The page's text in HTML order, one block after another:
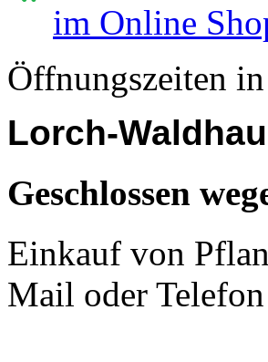
im Online
Öffnungszeiten
Lorch-
Geschlossen
Einkauf von
Mail oder